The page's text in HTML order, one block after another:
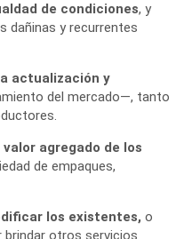
de condiciones, y
dañinas y recurrentes
actualización y
del mercado—, tanto
valor agregado de los
de empaques,
los existentes, o